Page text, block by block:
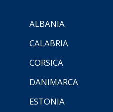
ALBANIA
CALABRIA
CORSICA
DANIMARCA
ESTONIA